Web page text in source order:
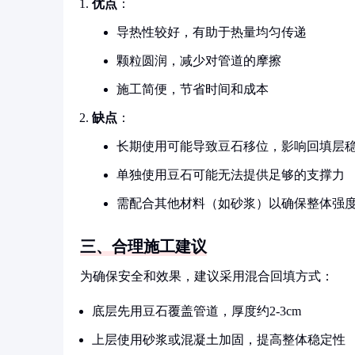
优点 ：
导热性较好，有助于热量均匀传递
颗粒圆润，减少对管道的摩擦
施工简便，节省时间和成本
缺点 ：
长期使用可能导致豆石移位，影响回填层
单独使用豆石可能无法提供足够的支撑力
需配合其他材料（如砂浆）以确保整体强
三、合理施工建议
为确保安全和效果，建议采用混合回填方式：
底层先用豆石覆盖管道，厚度约2-3cm
上层使用砂浆或混凝土加固，提高整体稳定性